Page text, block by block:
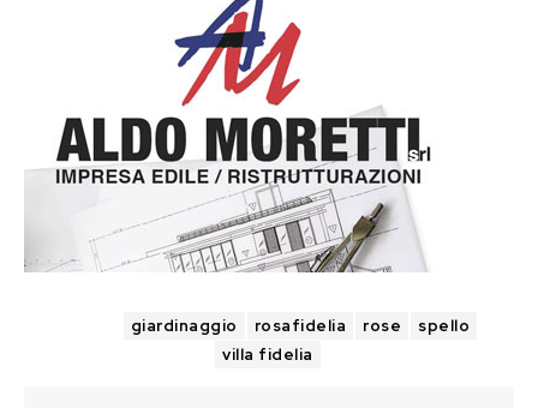
giardinaggio rosafidelia rose
spello
villa fidelia